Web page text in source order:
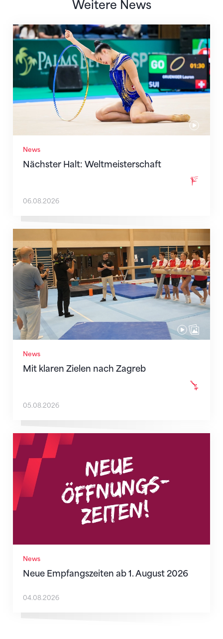
Weitere News
News
Nächster Halt: Weltmeisterschaft
Nächster Halt: Weltmeisterschaft
06.08.2026
News
Mit klaren Zielen nach Zagreb
Mit klaren Zielen nach Zagreb
05.08.2026
News
Neue Empfangszeiten ab 1. August 2026
Neue Empfangszeiten ab 1. August 2026
04.08.2026